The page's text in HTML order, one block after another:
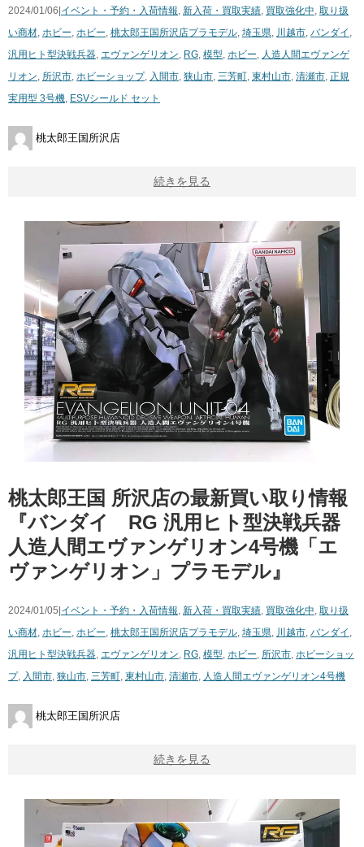
2024/01/06| イベント・予約・入荷情報, 新入荷・買取実績, 買取強化中, 取り扱
い商材, ホビー, ホビー, 桃太郎王国所沢店プラモデル, 埼玉県, 川越市, バンダイ ,
汎用ヒト型決戦兵器, エヴァンゲリオン, RG, 模型, ホビー, 人造人間エヴァンゲ
リオン, 所沢市, ホビーショップ, 入間市, 狭山市, 三芳町, 東村山市, 清瀬市, 正規
実用型 ​3号機, ESVシールド ​セット
桃太郎王国所沢店
続きを見る
桃太郎王国 所沢店の最新買い取り情報
『バンダイ RG ​汎用ヒト型決戦兵器 ​
人造人間エヴァンゲリオン4号機「エ
ヴァンゲリオン」プラモデル』
2024/01/05|イベント・予約・入荷情報 新入荷・買取実績 買取強化中 取り扱
い商材 ホビー ホビー 桃太郎王国所沢店プラモデル 埼玉県 川越市 バンダイ
汎用ヒト型決戦兵器 エヴァンゲリオン RG 模型 ホビー 所沢市 ホビーショッ
プ, 入間市 狭山市 三芳町 東村山市 清瀬市 人造人間エヴァンゲリオン4号機
桃太郎王国所沢店
続きを見る